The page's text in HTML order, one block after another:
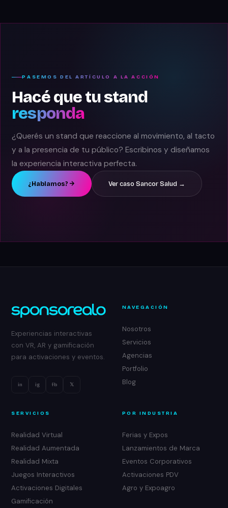
PASEMOS DEL ARTÍCULO A LA ACCIÓN
Hacé que tu stand
responda
¿Querés un stand que reaccione al movimiento, al tacto
y a la presencia de tu público? Escribinos y diseñamos
la experiencia interactiva perfecta.
¿Hablamos? Ver caso Sancor Salud →
Experiencias interactivas
con VR, AR y gamificación
para activaciones y eventos.
in ig fb 𝕏
NAVEGACIÓN
Nosotros
Servicios
Agencias
Portfolio
Blog
SERVICIOS
Realidad Virtual
Realidad Aumentada
Realidad Mixta
Juegos Interactivos
Activaciones Digitales
Gamificación
POR INDUSTRIA
Ferias y Expos
Lanzamientos de Marca
Eventos Corporativos
Activaciones PDV
Agro y Expoagro